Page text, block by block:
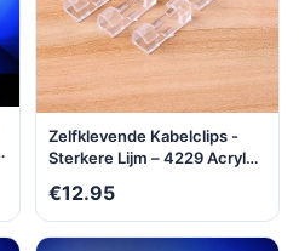
Zelfklevende Kabelclips -
Sterkere Lijm – 4229 Acryl
Kabelklemmetjes -
KabelOrganizer - 40 stuks
€12.95